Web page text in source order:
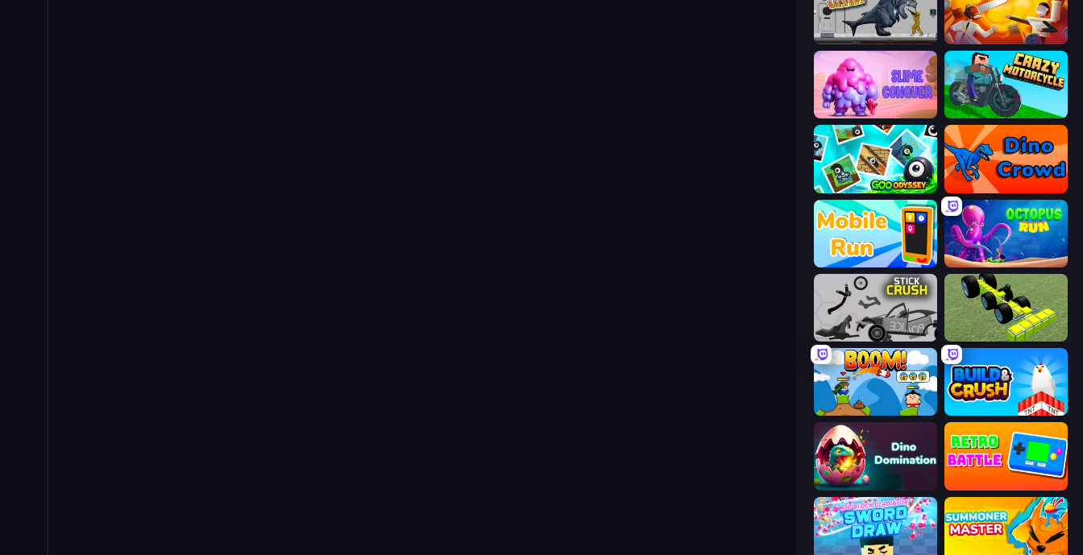
Sharkosaurus Rampage Felon Play: Ragdoll Sandbox
Slime Conquer: Epic Battles Crazy Motorcycle
Goo Odyssey Dino Crowd
Mobile Run OctopusRun
Stick Crush Genius Mechanic
Boom! Build and Crush
Dino Domination Retro Battle